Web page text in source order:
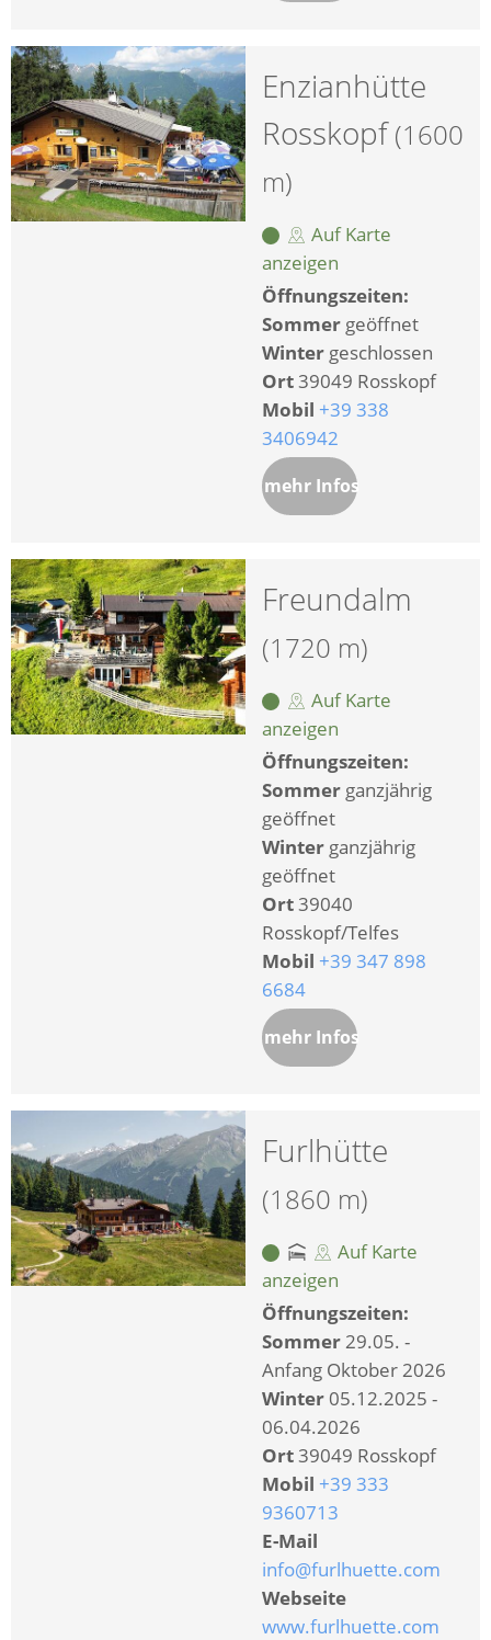
Enzianhütte
Rosskopf(1600
m)
Auf Karte
anzeigen
Öffnungszeiten:
Sommer geöffnet
Winter geschlossen
Ort39049 Rosskopf
Mobil +39 338
3406942
mehr Infos
Freundalm
(1720 m)
Auf Karte
anzeigen
Öffnungszeiten:
Sommer ganzjährig
geöffnet
Winter ganzjährig
geöffnet
Ort39040
Rosskopf/Telfes
Mobil +39 347 898
6684
mehr Infos
Furlhütte
(1860 m)
Auf Karte
anzeigen
Öffnungszeiten:
Sommer 29.05. -
Anfang Oktober 2026
Winter 05.12.2025 -
06.04.2026
Ort39049 Rosskopf
Mobil +39 333
9360713
E-Mail
info@furlhuette.com
Webseite
www.furlhuette.com